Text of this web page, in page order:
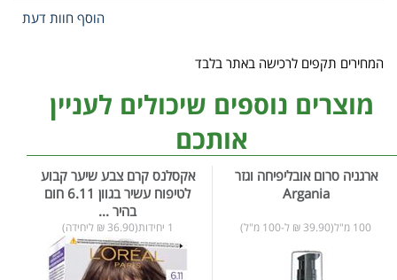
הוסף חוות דעת
המחירים תקפים לרכישה באתר בלבד
מוצרים נוספים שיכולים לעניין
אותכם
ארגניה סרום אובליפיחה וגזר
Argania
100 מ"ל(39.90 ₪ ל-100 מ"ל)
אקסלנס קרם צבע שיער קבוע
לטיפוח עשיר בגוון 6.11 חום
בהיר ...
1 יחידות(36.90 ₪ ליחידה)